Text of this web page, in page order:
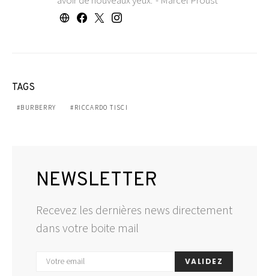
TAGS
BURBERRY RICCARDO TISCI
NEWSLETTER
Recevez les dernières news directement
dans votre boite mail
VALIDEZ